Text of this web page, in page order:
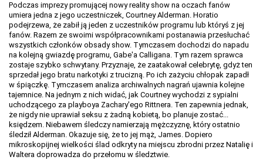
Podczas imprezy promującej nowy reality show na oczach fanów
umiera jedna z jego uczestniczek, Courtney Alderman. Horatio
podejrzewa, że zabił ją jeden z uczestników programu lub któryś z jej
fanów. Razem ze swoimi współpracownikami postanawia przesłuchać
wszystkich członków obsady show. Tymczasem dochodzi do napadu
na kolejną gwiazdę programu, Gabe'a Calligana. Tym razem sprawca
zostaje szybko schwytany. Przyznaje, że zaatakował celebrytę, gdyż ten
sprzedał jego bratu narkotyki z trucizną. Po ich zażyciu chłopak zapadł
w śpiączkę. Tymczasem analiza archiwalnych nagrań ujawnia kolejne
tajemnice. Na jednym z nich widać, jak Courtney wychodzi z sypialni
uchodzącego za playboya Zachary'ego Rittnera. Ten zapewnia jednak,
że nigdy nie uprawiał seksu z żadną kobietą, bo planuje zostać...
księdzem. Niebawem śledczy namierzają mężczyznę, który ostatnio
śledził Alderman. Okazuje się, że to jej mąż, James. Dopiero
mikroskopijnej wielkości ślad odkryty na miejscu zbrodni przez Natalię i
Waltera doprowadza do przełomu w śledztwie.